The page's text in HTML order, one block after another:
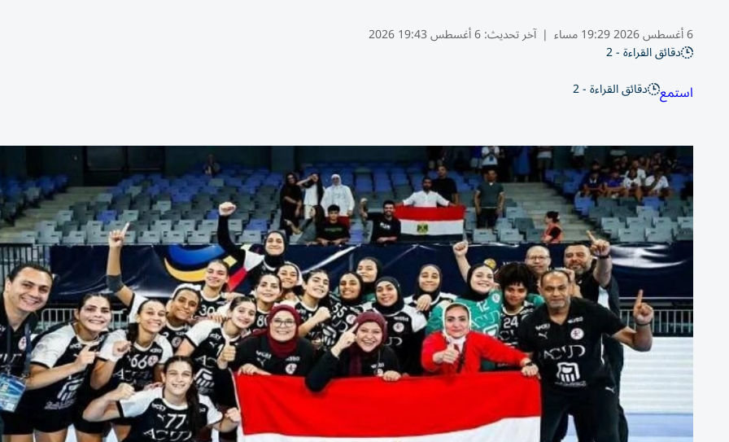
6 أغسطس 2026 19:29 مساء | آخر تحديث:6 أغسطس 19:43 2026
دقائق القراءة - 2
استمع دقائق القراءة - 2